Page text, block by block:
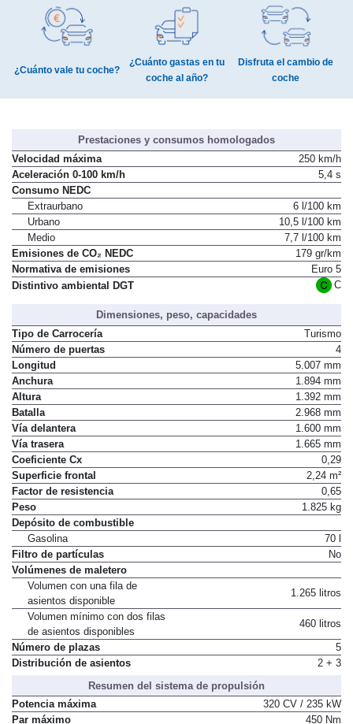
¿Cuánto gastas en tu
Disfruta el cambio de
Prestaciones y consumos homologados
Velocidad máxima
250 km/h
Aceleración 0-100 km/h
Consumo NEDC
Extraurbano
6 l/100 km
Urbano
10,5 l/100 km
Medio
7,7 l/100 km
Emisiones de CO₂ NEDC
179 gr/km
Normativa de emisiones
Euro 5
Dimensiones, peso, capacidades
Tipo de Carrocería
Turismo
Número de puertas
4
Longitud
5.007 mm
Anchura
1.894 mm
Altura
1.392 mm
Batalla
2.968 mm
Vía delantera
1.600 mm
Vía trasera
1.665 mm
Coeficiente Cx
0,29
Superficie frontal
2,24 m²
Factor de resistencia
0,65
Peso
Depósito de combustible
Gasolina
70 l
Filtro de partículas
Volúmenes de maletero
Volumen con una fila de
asientos disponible
Volumen mínimo con dos filas
de asientos disponibles
Número de plazas
5
Resumen del sistema de propulsión
Potencia máxima
320 CV / 235 kW